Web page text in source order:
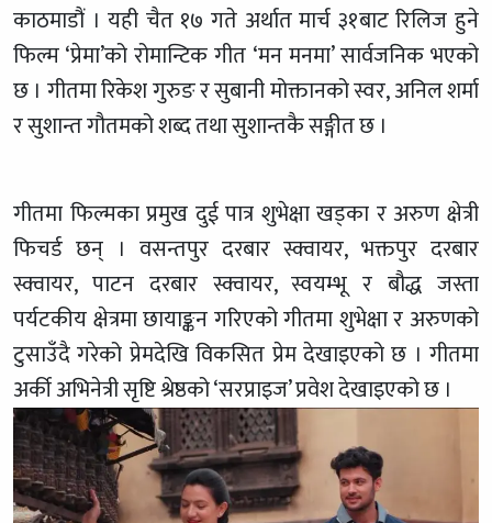
काठमाडौं । यही चैत १७ गते अर्थात मार्च ३१बाट रिलिज हुने
फिल्म ‘प्रेमा’को रोमान्टिक गीत ‘मन मनमा’ सार्वजनिक भएको
छ । गीतमा रिकेश गुरुङ र सुबानी मोक्तानको स्वर, अनिल शर्मा
र सुशान्त गौतमको शब्द तथा सुशान्तकै सङ्गीत छ ।
गीतमा फिल्मका प्रमुख दुई पात्र शुभेक्षा खड्का र अरुण क्षेत्री
फिचर्ड छन् । वसन्तपुर दरबार स्क्वायर, भक्तपुर दरबार
स्क्वायर, पाटन दरबार स्क्वायर, स्वयम्भू र बौद्ध जस्ता
पर्यटकीय क्षेत्रमा छायाङ्कन गरिएको गीतमा शुभेक्षा र अरुणको
टुसाउँदै गरेको प्रेमदेखि विकसित प्रेम देखाइएको छ । गीतमा
अर्की अभिनेत्री सृष्टि श्रेष्ठको ‘सरप्राइज’ प्रवेश देखाइएको छ ।